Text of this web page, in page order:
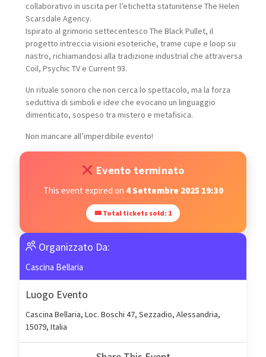
collaborativo in uscita per l’etichetta statunitense The Helen
Scarsdale Agency.
Ispirato al grimorio settecentesco The Black Pullet, il
progetto intreccia visioni esoteriche, trame cupe e loop su
nastro, richiamandosi alla tradizione industrial che attraversa
Coil, Psychic TV e Current 93.
Un rituale sonoro che non cerca lo spettacolo, ma la forza
seduttiva di simboli e idee che evocano un linguaggio
dimenticato, sospeso tra mistero e metafisica.
Non mancare all’imperdibile evento!
Evento terminato
This event expired on 4 Settembre 2025 19:30
🎟 Total tickets sold: 1
Organizzato Da:
Cascina Bellaria
Luogo Evento
Cascina Bellaria, Loc. Boschi 47, Sezzadio, Alessandria,
15079, Italia